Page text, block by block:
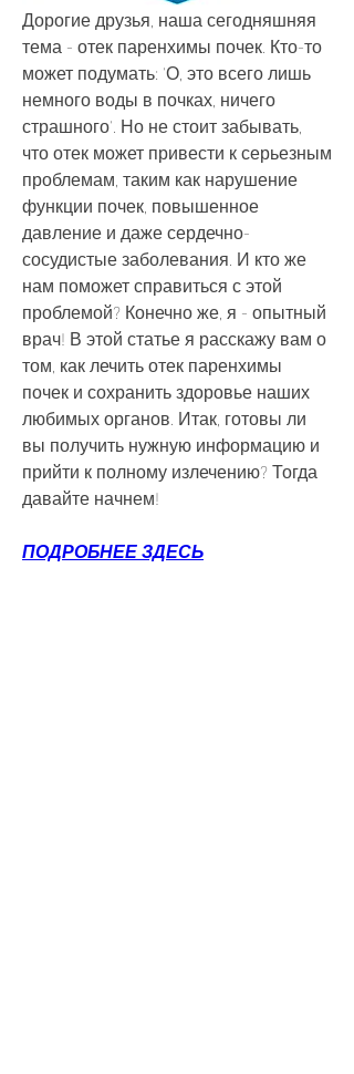
Дорогие друзья, наша сегодняшняя
тема - отек паренхимы почек. Кто-то
может подумать: 'О, это всего лишь
немного воды в почках, ничего
страшного'. Но не стоит забывать,
что отек может привести к серьезным
проблемам, таким как нарушение
функции почек, повышенное
давление и даже сердечно-
сосудистые заболевания. И кто же
нам поможет справиться с этой
проблемой? Конечно же, я - опытный
врач! В этой статье я расскажу вам о
том, как лечить отек паренхимы
почек и сохранить здоровье наших
любимых органов. Итак, готовы ли
вы получить нужную информацию и
прийти к полному излечению? Тогда
давайте начнем!
ПОДРОБНЕЕ ЗДЕСЬ